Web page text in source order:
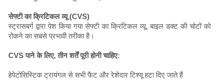
सेफ्टी का क्रिटिकल व्यू (CVS)
स्ट्रासबर्ग द्वारा पेश किया गया सेफ्टी का क्रिटिकल व्यू, बाइल डक्ट की चोटों को
रोकने का सबसे प्रभावी तरीका है।
CVS पाने के लिए, तीन शर्तें पूरी होनी चाहिए:
हेपेटोसिस्टिक ट्रायंगल से सभी फैट और रेशेदार टिश्यू हटा दिए जाते हैं